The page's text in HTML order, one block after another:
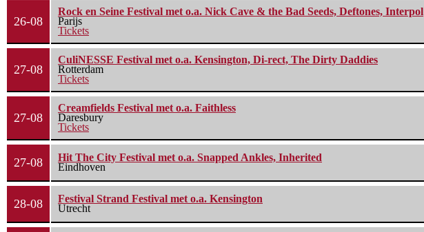
26-08
Rock en Seine Festival met o.a. Nick Cave & the Bad Seeds, Deftones, Interpol
Parijs
Tickets
27-08
CuliNESSE Festival met o.a. Kensington, Di-rect, The Dirty Daddies
Rotterdam
Tickets
27-08
Creamfields Festival met o.a. Faithless
Daresbury
Tickets
27-08
Hit The City Festival met o.a. Snapped Ankles, Inherited
Eindhoven
28-08
Festival Strand Festival met o.a. Kensington
Utrecht